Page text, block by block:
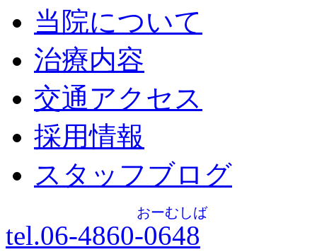
当院について
治療内容
交通アクセス
採用情報
スタッフブログ
tel.06-4860-0648
おーむしば